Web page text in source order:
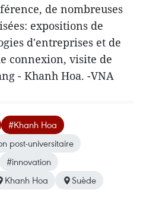
de nombreuses
expositions de
d'entreprises et de
connexion, visite de
- Khanh Hoa. -VNA
#Khanh Hoa
post-universitaire
#innovation
Khanh Hoa
Suède